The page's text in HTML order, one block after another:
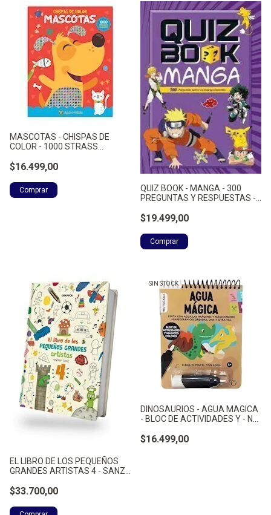
MASCOTAS - CHISPAS DE
COLOR - 1000 STRASS
$16.499,00
QUIZ BOOK - MANGA - 300
PREGUNTAS Y RESPUESTAS -
$19.499,00
EL LIBRO DE LOS PEQUEÑOS
GRANDES ARTISTAS 4 - SANZ,
$33.700,00
SIN STOCK
DINOSAURIOS - AGUA MAGICA
- BLOC DE ACTIVIDADES Y - NO
$16.499,00